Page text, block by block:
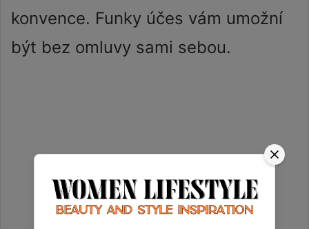
konvence. Funky účes vám umožní
být bez omluvy sami sebou.